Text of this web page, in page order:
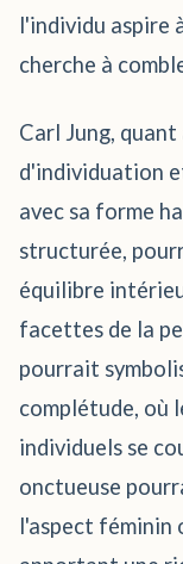
l'individu aspire
cherche à
Carl Jung,
d'individuation
avec sa forme
structurée,
équilibre
facettes de la
pourrait
complétude, où
individuels se
onctueuse
l'aspect féminin